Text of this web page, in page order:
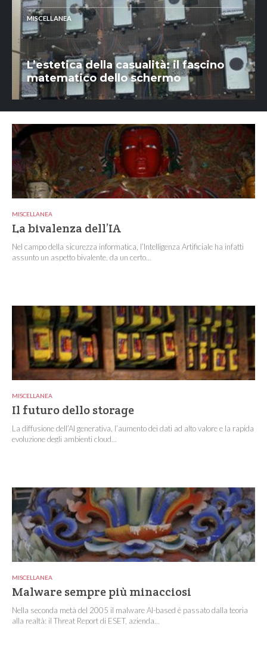
MISCELLANEA
L’estetica della casualità: il fascino
matematico dello schermo
MISCELLANEA
La bivalenza dell’IA
Nel campo della sicurezza informatica, l’Intelligenza Artificiale ha infatti
assunto un aspetto bivalente, da un certo...
MISCELLANEA
Il futuro dello storage
La diffusione dell’AI generativa, l’aumento dei dati ad alto valore e la rapida
evoluzione degli ambienti cloud...
MISCELLANEA
Malware sempre più minacciosi
Nella seconda metà del 2005 il malware AI-based è passato dalla teoria
alla realtà: il Threat Report di ESET, azienda...